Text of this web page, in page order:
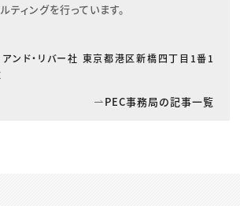
ティングを行っています。
ンド・リバー社 東京都港区新橋四丁目1番1
PEC事務局の記事一覧